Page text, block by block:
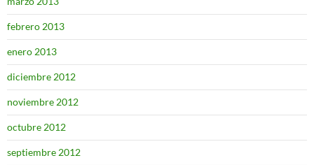
febrero 2013
enero 2013
diciembre 2012
noviembre 2012
octubre 2012
septiembre 2012